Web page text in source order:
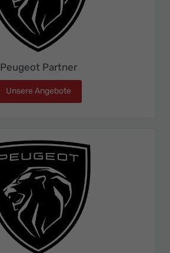
Peugeot Partner
Unsere Angebote